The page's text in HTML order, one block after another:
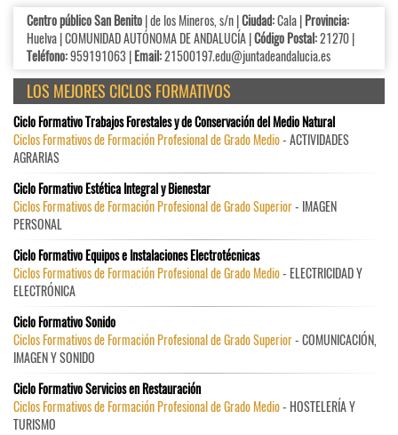
Centro público San Benito| de los Mineros, s/n |Ciudad:Cala |Provincia:
Huelva | COMUNIDAD AUTÓNOMA DE ANDALUCÍA |Código Postal:21270 |
Teléfono:959191063 |Email:21500197.edu@juntadeandalucia.es
LOS MEJORES CICLOS FORMATIVOS
Ciclo Formativo Trabajos Forestales y de Conservación del Medio Natural
Ciclos Formativos de Formación Profesional de Grado Medio- ACTIVIDADES
AGRARIAS
Ciclo Formativo Estética Integral y Bienestar
Ciclos Formativos de Formación Profesional de Grado Superior- IMAGEN
PERSONAL
Ciclo Formativo Equipos e Instalaciones Electrotécnicas
Ciclos Formativos de Formación Profesional de Grado Medio- ELECTRICIDAD Y
ELECTRÓNICA
Ciclo Formativo Sonido
Ciclos Formativos de Formación Profesional de Grado Superior- COMUNICACIÓN,
IMAGEN Y SONIDO
Ciclo Formativo Servicios en Restauración
Ciclos Formativos de Formación Profesional de Grado Medio- HOSTELERÍA Y
TURISMO